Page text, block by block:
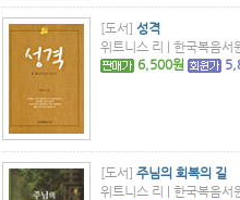
[도서] 성격
위트니스 리 | 한국복음
6,500원
[도서] 주님의 회복의 길
위트니스 리 | 한국복음